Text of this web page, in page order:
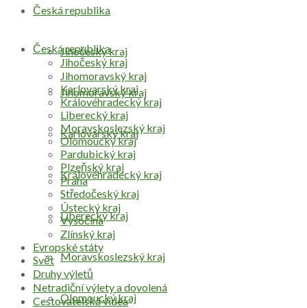
Česká republika
Jihočeský kraj
Jihomoravský kraj
Karlovarský kraj
Královéhradecký kraj
Liberecký kraj
Moravskoslezský kraj
Olomoucký kraj
Česká republika
Jihočeský kraj
Jihomoravský kraj
Karlovarský kraj
Královéhradecký kraj
Liberecký kraj
Moravskoslezský kraj
Olomoucký kraj
Pardubický kraj
Plzeňský kraj
Praha
Středočeský kraj
Ústecký kraj
Vysočina
Zlínský kraj
Evropské státy
Svět
Druhy výletů
Netradiční výlety a dovolená
Cestovatelská videa